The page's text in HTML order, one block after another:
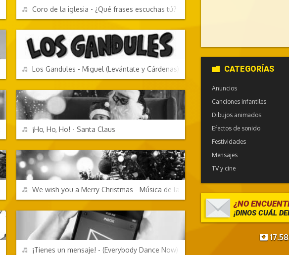
REPRODUCIR
Coro de la iglesia - ¿Qué frases escuchas tú?
CANCIONES FRIKIS
REPRODUCIR
Los Gandules - Miguel (Levántate y Cárdenas)
o sí te puedo mandar mensajes?
FESTIVIDADES
REPRODUCIR
¡Ho, Ho, Ho! - Santa Claus
FESTIVIDADES
REPRODUCIR
We wish you a Merry Christmas - Música de las luces de Navidad
CANCIONES FRIKIS
REPRODUCIR
¡Tienes un mensaje! - (Everybody Dance Now)
CATEGORÍAS
Anuncios
Canciones infantiles
Dibujos animados
Efectos de sonido
Festividades
Mensajes
TV y cine
¿NO
¡DINOS CUÁL